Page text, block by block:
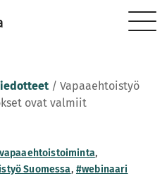
/ Vapaaehtoistyö
ovat valmiit
,
Suomessa, #webinaari